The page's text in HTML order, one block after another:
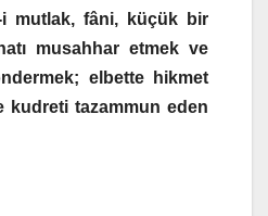
i mutlak, fâni, küçük bir
musahhar etmek ve
elbette hikmet
kudreti tazammun eden